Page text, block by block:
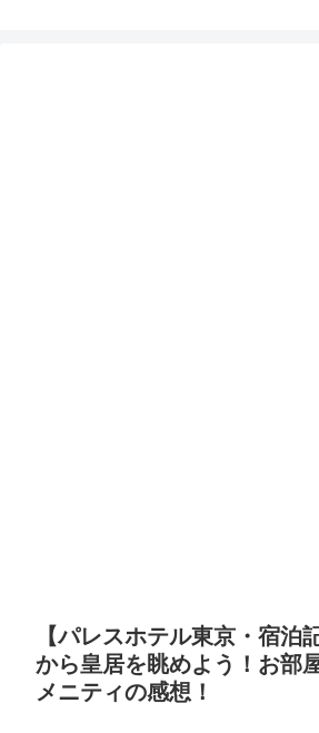
【パレスホテル東京・宿泊
から皇居を眺めよう！お部
メニティの感想！